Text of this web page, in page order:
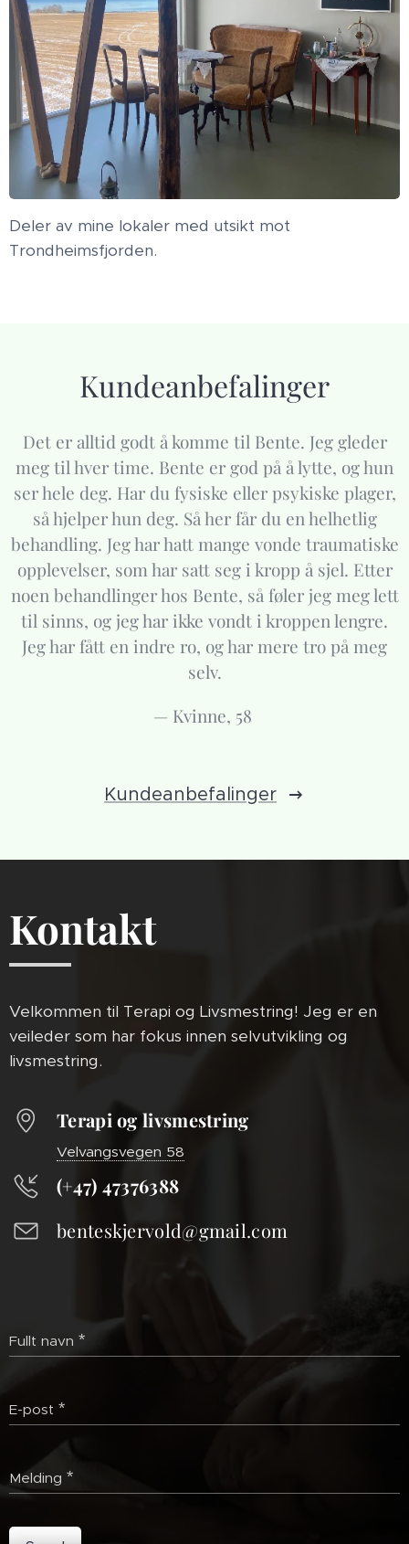
Deler av mine lokaler med utsikt mot
Trondheimsfjorden.
Kundeanbefalinger
Det er alltid godt å komme til Bente. Jeg gleder
meg til hver time. Bente er god på å lytte, og hun
ser hele deg. Har du fysiske eller psykiske plager,
så hjelper hun deg. Så her får du en helhetlig
behandling. Jeg har hatt mange vonde traumatiske
opplevelser, som har satt seg i kropp å sjel. Etter
noen behandlinger hos Bente, så føler jeg meg lett
til sinns, og jeg har ikke vondt i kroppen lengre.
Jeg har fått en indre ro, og har mere tro på meg
selv.
— Kvinne, 58
Kundeanbefalinger
Kontakt
Velkommen til Terapi og Livsmestring! Jeg er en
veileder som har fokus innen selvutvikling og
livsmestring.
Terapi og livsmestring
Velvangsvegen 58
(+47) 47376388
benteskjervold@gmail.com
Fullt navn
E-post
Melding